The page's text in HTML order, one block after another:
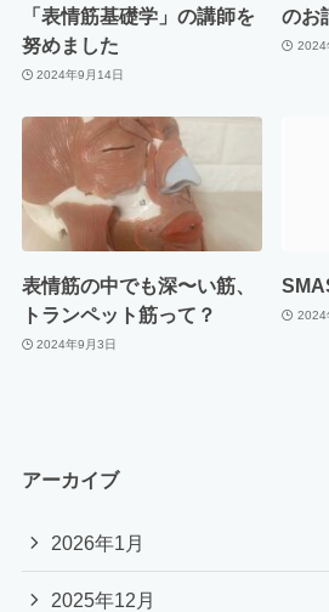
「表情筋基礎学」の講師を
努めました
2024年9月14日
のお
2024
表情筋の中でも深〜い筋、
トランペット筋って？
2024年9月3日
2024
アーカイブ
2026年1月
2025年12月